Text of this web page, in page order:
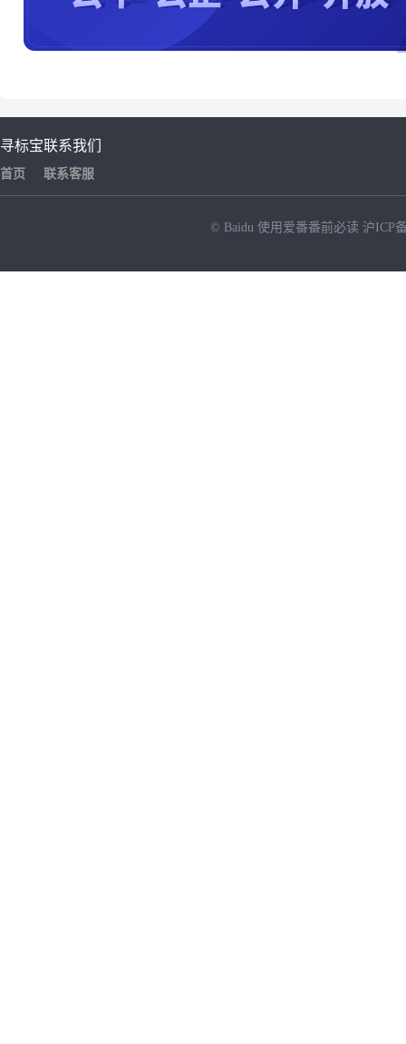
寻标宝
首页
联系我们
联系客服
© Baidu 使用爱番番前必读 沪ICP